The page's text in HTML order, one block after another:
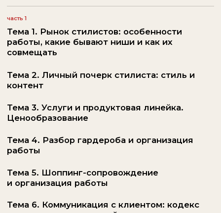
опытом
Фэшн-инфлюенсер
Выпускница академии Alter.а
Автор лекций
Проводит оффлайн мастер-
дает обратную связь студентам